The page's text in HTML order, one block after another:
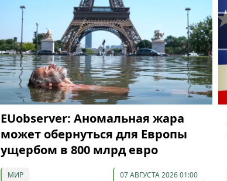
EUobserver: Аномальная жара
может обернуться для Европы
ущербом в 800 млрд евро
МИР 07 АВГУСТА 2026 01:00